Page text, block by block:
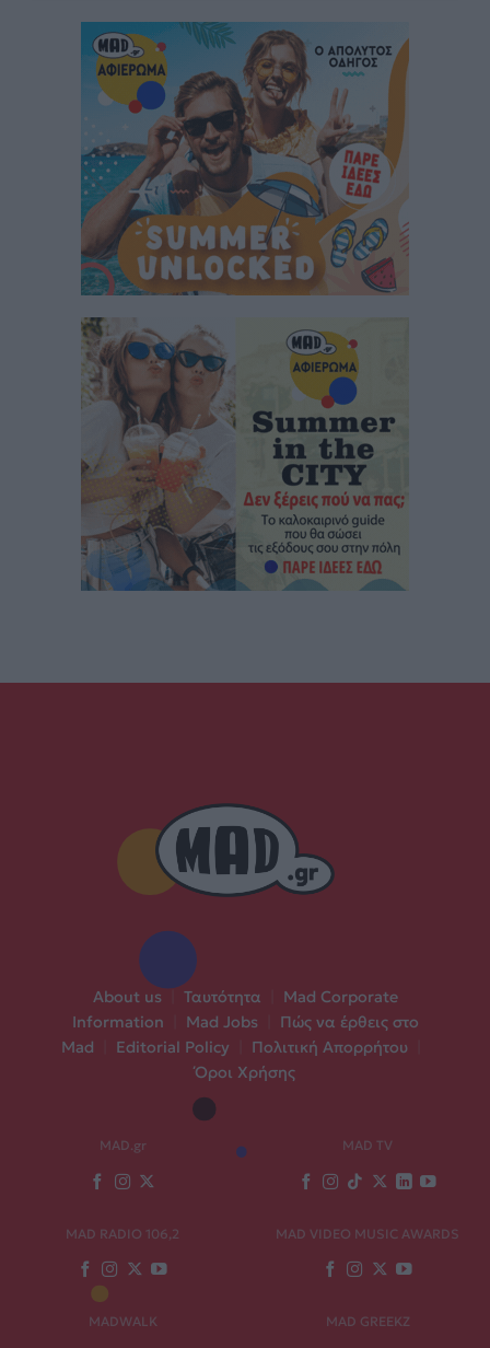
About us Ταυτότητα
Mad Corporate
Information
Mad Jobs
Πώς να έρθεις στο
Mad
Editorial Policy Πολιτική Απορρήτου
Όροι Χρήσης
MAD.gr MAD TV
MAD RADIO 106,2 MAD VIDEO MUSIC AWARDS
MADWALK MAD GREEKZ